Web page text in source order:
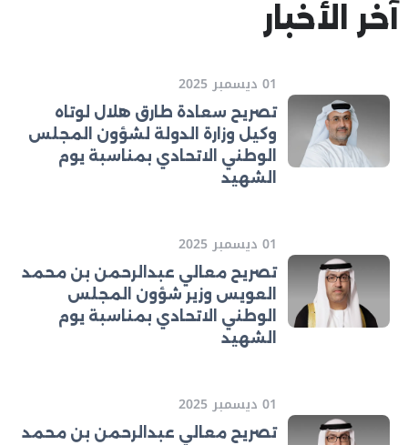
آخر الأخبار
01 ديسمبر 2025
تصريح سعادة طارق هلال لوتاه
وكيل وزارة الدولة لشؤون المجلس
الوطني الاتحادي بمناسبة يوم
الشهيد
01 ديسمبر 2025
تصريح معالي عبدالرحمن بن محمد
العويس وزير شؤون المجلس
الوطني الاتحادي بمناسبة يوم
الشهيد
01 ديسمبر 2025
تصريح معالي عبدالرحمن بن محمد